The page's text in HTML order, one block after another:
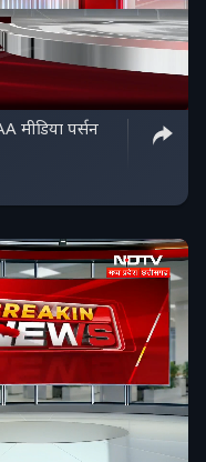
मीडिया पर्सन